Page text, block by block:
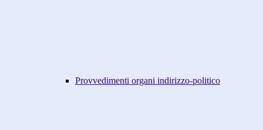
Provvedimenti organi indirizzo-politico